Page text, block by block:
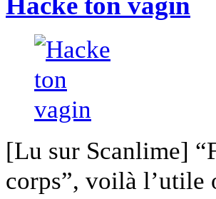
[Lu sur Scanlime]
corps”, voilà